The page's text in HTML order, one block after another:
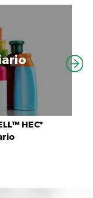
HEC*
Next